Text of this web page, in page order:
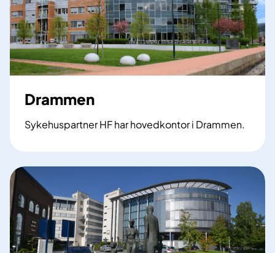
Drammen
Sykehuspartner HF har hovedkontor i Drammen.
r
a
m
m
e